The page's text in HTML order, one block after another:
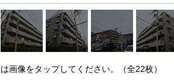
画像をタップしてください。（全22枚）